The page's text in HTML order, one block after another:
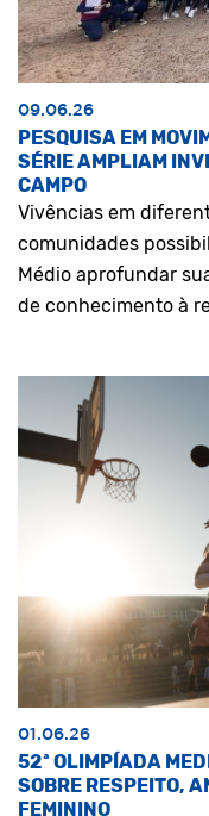
09.06.26
PESQUISA EM
SÉRIE AMPLIAM
CAMPO
Vivências em
comunidades
Médio aprofundar
de conhecimento à
01.06.26
52ª OLIMPÍADA
SOBRE RESPEITO,
FEMININO